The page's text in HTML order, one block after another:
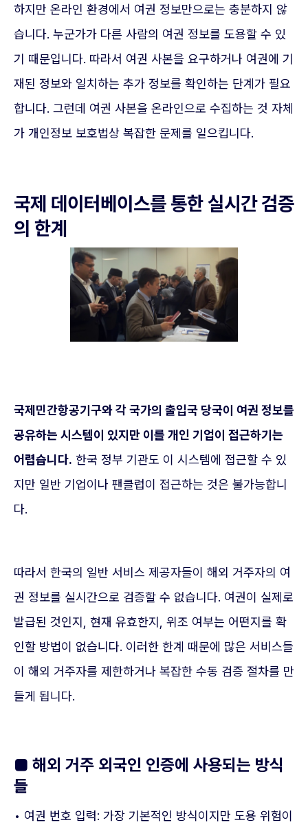
하지만 온라인 환경에서 여권 정보만으로는 충분하지 않
습니다. 누군가가 다른 사람의 여권 정보를 도용할 수 있
기 때문입니다. 따라서 여권 사본을 요구하거나 여권에 기
재된 정보와 일치하는 추가 정보를 확인하는 단계가 필요
합니다. 그런데 여권 사본을 온라인으로 수집하는 것 자체
가 개인정보 보호법상 복잡한 문제를 일으킵니다.
국제 데이터베이스를 통한 실시간 검증
의 한계
국제민간항공기구와 각 국가의 출입국 당국이 여권 정보를
공유하는 시스템이 있지만 이를 개인 기업이 접근하기는
어렵습니다. 한국 정부 기관도 이 시스템에 접근할 수 있
지만 일반 기업이나 팬클럽이 접근하는 것은 불가능합니
다.
따라서 한국의 일반 서비스 제공자들이 해외 거주자의 여
권 정보를 실시간으로 검증할 수 없습니다. 여권이 실제로
발급된 것인지, 현재 유효한지, 위조 여부는 어떤지를 확
인할 방법이 없습니다. 이러한 한계 때문에 많은 서비스들
이 해외 거주자를 제한하거나 복잡한 수동 검증 절차를 만
들게 됩니다.
■ 해외 거주 외국인 인증에 사용되는 방식
들
• 여권 번호 입력: 가장 기본적인 방식이지만 도용 위험이